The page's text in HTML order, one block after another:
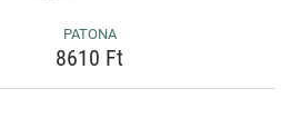
PATONA
8610 Ft